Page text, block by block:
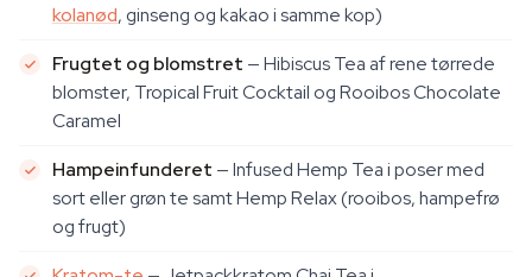
kolanød, ginseng og kakao i samme kop)
Frugtet og blomstret — Hibiscus Tea af rene tørrede
blomster, Tropical Fruit Cocktail og Rooibos Chocolate
Caramel
Hampeinfunderet — Infused Hemp Tea i poser med
sort eller grøn te samt Hemp Relax (rooibos, hampefrø
og frugt)